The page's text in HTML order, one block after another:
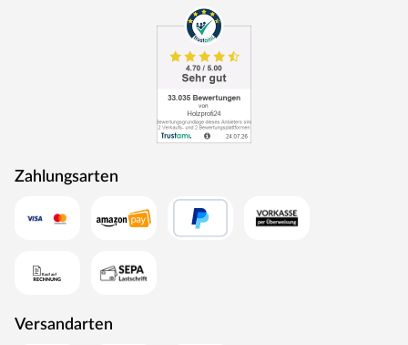
Zahlungsarten
Versandarten